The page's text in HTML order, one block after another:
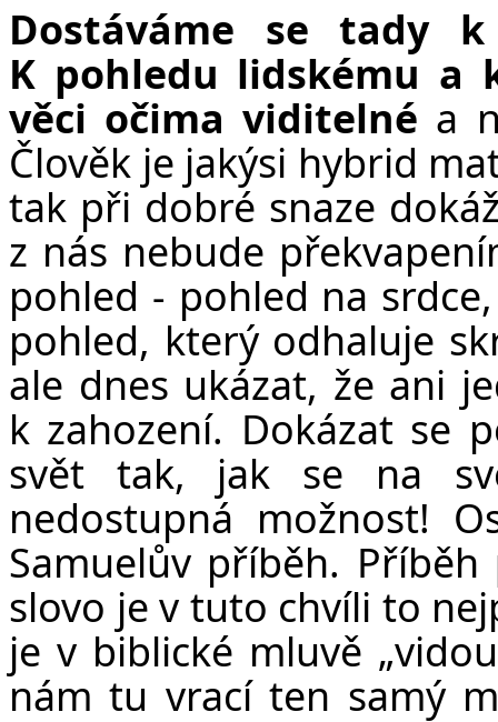
Dostáváme se tady
K pohledu lidskému a
věci očima viditelné a
Člověk je jakýsi hybrid
tak při dobré snaze
z nás nebude
pohled - pohled na
pohled, který odhaluje
ale dnes ukázat, že ani
k zahození. Dokázat se
svět tak, jak se na
nedostupná možnost!
Samuelův příběh. Příběh
slovo je v tuto chvíli to
je v biblické mluvě
nám tu vrací ten samý